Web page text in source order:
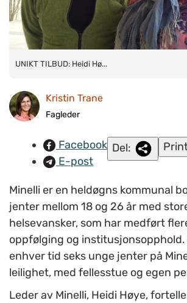
UNIKT TILBUD: Heidi Høye, leder av Minelli, og
unge jenter med omfattende psykiske vansker.
Trane/NAPHA)
UNIKT TILBUD: Heidi Hø...
Kristin Trane
Fagleder
Facebook
E-post
Del:
Minelli er en heldøgns kommunal
jenter mellom 18 og 26 år med
helsevansker, som har medført
oppfølging og institusjonsopphold.
enhver tid seks unge jenter på
leilighet, med fellesstue og egen
Leder av Minelli, Heidi Høye,